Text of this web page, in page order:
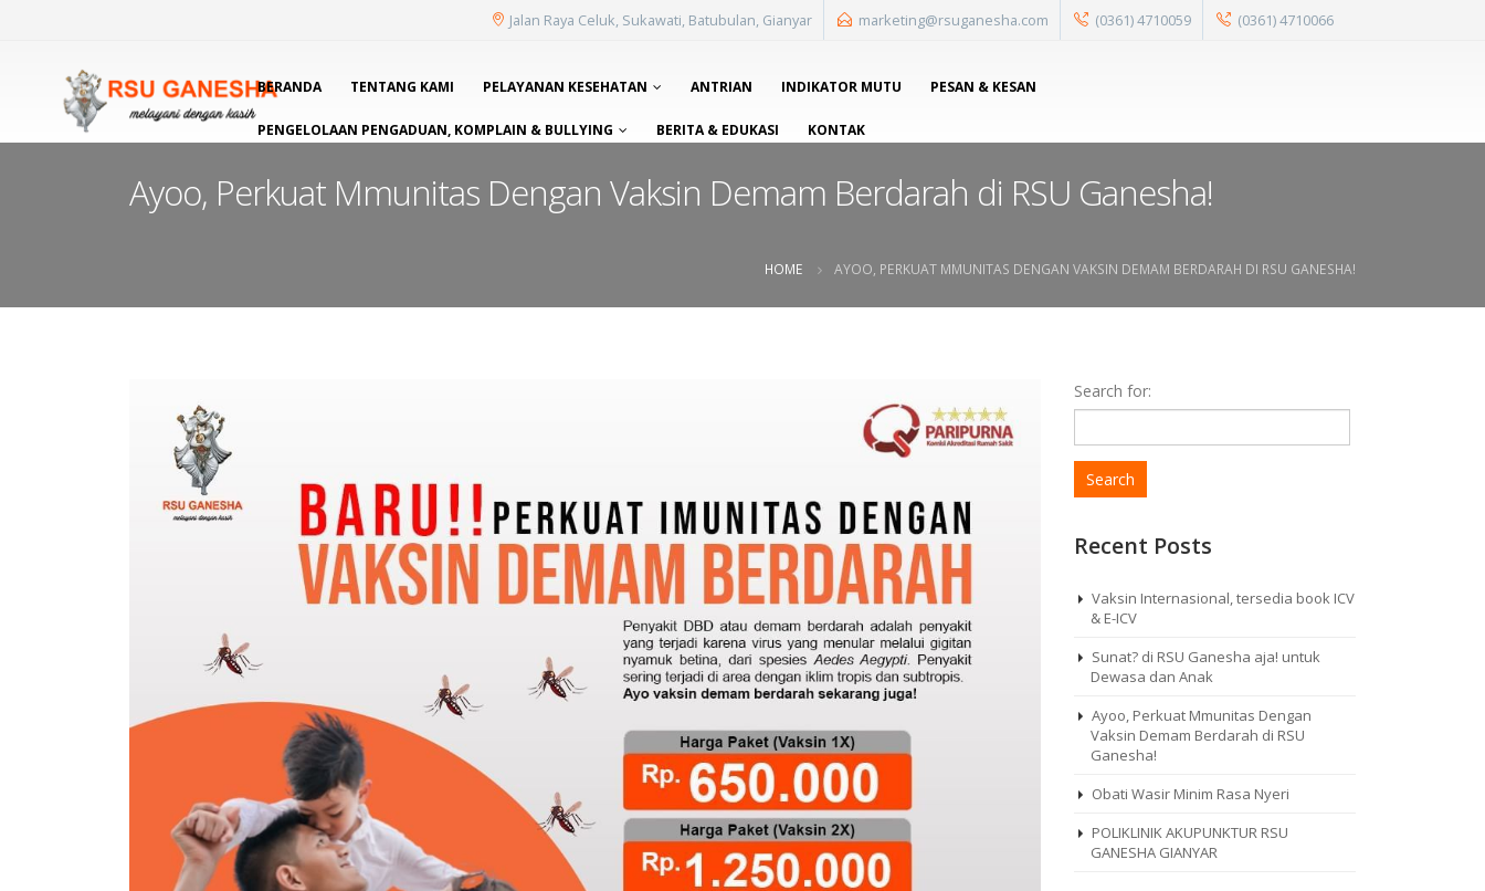
Jalan Raya Celuk, Sukawati, Batubulan, Gianyar marketing@rsuganesha.com (0361) 4710059 (0361) 4710066
BERANDA TENTANG KAMI PELAYANAN KESEHATAN ANTRIAN INDIKATOR MUTU PESAN & KESAN
PENGELOLAAN PENGADUAN, KOMPLAIN & BULLYING BERITA & EDUKASI KONTAK
Ayoo, Perkuat Mmunitas Dengan Vaksin Demam Berdarah di RSU Ganesha!
HOME AYOO, PERKUAT MMUNITAS DENGAN VAKSIN DEMAM BERDARAH DI RSU GANESHA!
Search for:
Recent Posts
Vaksin Internasional, tersedia book ICV
& E-ICV
Sunat? di RSU Ganesha aja! untuk
Dewasa dan Anak
Ayoo, Perkuat Mmunitas Dengan
Vaksin Demam Berdarah di RSU
Ganesha!
Obati Wasir Minim Rasa Nyeri
POLIKLINIK AKUPUNKTUR RSU
GANESHA GIANYAR